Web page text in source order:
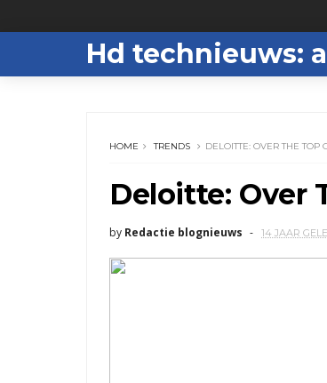
Hd technieuws:
HOME TRENDS DELOITTE: OVER THE TOP
Deloitte: Over
by Redactie blognieuws 14 JAAR